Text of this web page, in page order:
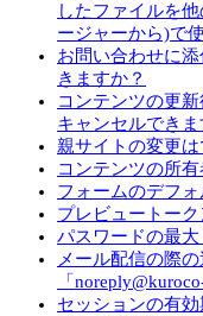
したファイルを
ージャーから)で
お問い合わせに
きますか？
コンテンツの更
キャンセルできま
親サイトの変更は
コンテンツの所
フォームのデフ
プレビュートー
パスワードの最
メール配信の際
「
セッションの有